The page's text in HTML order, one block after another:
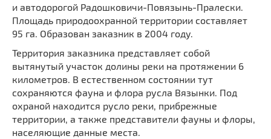
Церкви
Монастыри
Мечети
Синагоги
Часовни
Кирхи
Кладбище
Выберите населенный пункт
Выберите направление
и автодорогой Радошковичи-Повязынь-Пралески.
Площадь природоохранной территории составляет
95 га. Образован заказник в 2004 году.
Территория заказника представляет собой
вытянутый участок долины реки на протяжении 6
километров. В естественном состоянии тут
сохраняются фауна и флора русла Вязынки. Под
охраной находится русло реки, прибрежные
территории, а также представители фауны и флоры,
населяющие данные места.